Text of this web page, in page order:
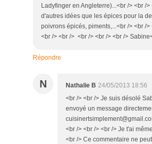
Ladyfinger en Angleterre)...<br /> <br /
d'autres idées que les épices pour la
poivrons épicés, piments,...<br /> <br />
<br /> <br /> <br /> <br /> <br />
Répondre
N Nathalie B 24/05/2013 18:56
<br /> <br /> Je suis désolé
envoyé un message
<br /> <br /> <br /> Je t'ai
<br /> Ce commentaire ne